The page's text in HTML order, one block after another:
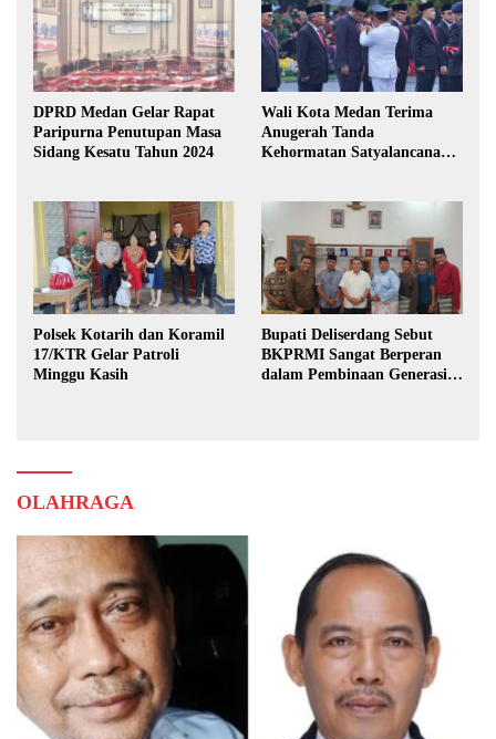
DPRD Medan Gelar Rapat
Paripurna Penutupan Masa
Sidang Kesatu Tahun 2024
Wali Kota Medan Terima
Anugerah Tanda
Kehormatan Satyalancana
Polsek Kotarih dan Koramil
17/KTR Gelar Patroli
Minggu Kasih
Bupati Deliserdang Sebut
BKPRMI Sangat Berperan
dalam Pembinaan Generasi
OLAHRAGA